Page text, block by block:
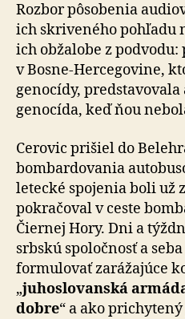
Rozbor pôsobenia
ich skriveného pohľadu
ich obžalobe z podvodu:
v Bosne-Hercegovine,
genocídy, pred­sta­vo­va­la
genocída, keď ňou
Cerovic prišiel do
bombardovania
letecké spojenia boli už
pokračoval v ceste
Čiernej Hory. Dni a
srbskú spoločnosť a
formulovať zarážajúce
„juho­slo­van­ská
dobre“ a ako